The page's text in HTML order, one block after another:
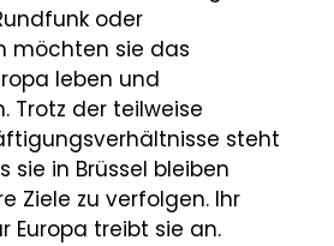
oder
möchten sie das
leben und
Trotz der teilweise
steht
sie in Brüssel bleiben
Ziele zu verfolgen. Ihr
Europa treibt sie an.